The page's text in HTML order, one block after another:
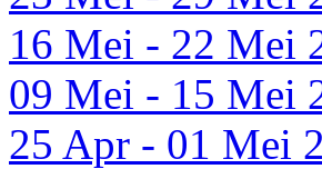
16 Mei - 22 Mei
09 Mei - 15 Mei
25 Apr - 01 Mei